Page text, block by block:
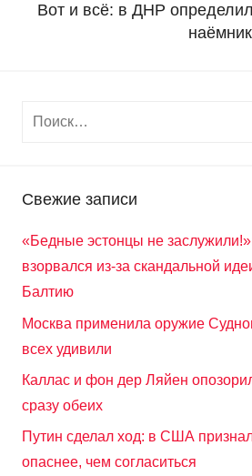
Вот и всё: в ДНР
Свежие записи
«Бедные эстонцы не
взорвался из-за скандальной
Балтию
Москва применила оружие
всех удивили
Каллас и фон дер Ляйен
сразу обеих
Путин сделал ход: в США
опаснее, чем согласиться